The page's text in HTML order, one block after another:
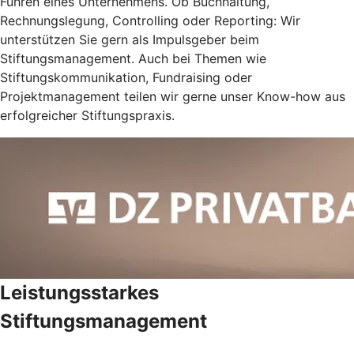
Rechnungslegung, Controlling oder Reporting: Wir
unterstützen Sie gern als Impulsgeber beim
Stiftungsmanagement. Auch bei Themen wie
Stiftungskommunikation, Fundraising oder
Projektmanagement teilen wir gerne unser Know-how aus
erfolgreicher Stiftungspraxis.
Leistungsstarkes
Stiftungsmanagement